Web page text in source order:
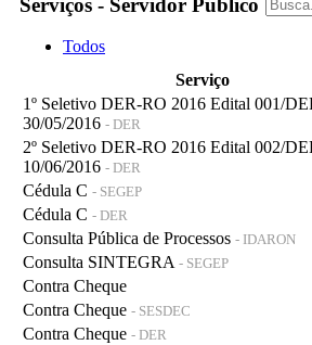
Todos
Serviço
1º Seletivo DER-RO 2016 Edital 001/
30/05/2016 - DER
2º Seletivo DER-RO 2016 Edital 002/
10/06/2016 - DER
Cédula C - SEGEP
Cédula C - DER
Consulta Pública de Processos - IDARON
Consulta SINTEGRA - SEGEP
Contra Cheque
Contra Cheque - SESDEC
Contra Cheque - DER